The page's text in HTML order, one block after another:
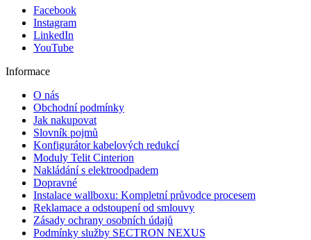
Facebook
Instagram
LinkedIn
YouTube
Informace
O nás
Obchodní podmínky
Jak nakupovat
Slovník pojmů
Konfigurátor kabelových redukcí
Moduly Telit Cinterion
Nakládání s elektroodpadem
Dopravné
Instalace wallboxu: Kompletní průvodce procesem
Reklamace a odstoupení od smlouvy
Zásady ochrany osobních údajů
Podmínky služby SECTRON NEXUS